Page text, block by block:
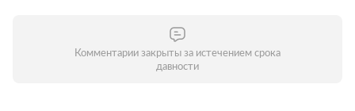
Комментарии закрыты за истечением срока
давности